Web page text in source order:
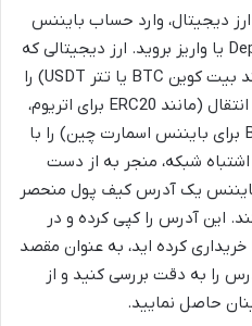
ارز دیجیتال، وارد حساب بایننس
خود شوید و به بخش Deposit یا واریز بروید. ارز دیجیتالی که
قصد واریز آن را دارید (مانند بیت کوین BTC یا تتر USDT) را
انتخاب کنید. سپس، شبکه انتقال (مانند ERC20 برای اتریوم،
TRC20 برای ترون یا BEP20 برای بایننس اسمارت چین) را با
شبکه، منجر به از دست
یک آدرس کیف پول منحصر
این آدرس را کپی کرده و در
خریداری کرده اید، به عنوان مقصد
را به دقت بررسی کنید و از
حاصل نمایید.